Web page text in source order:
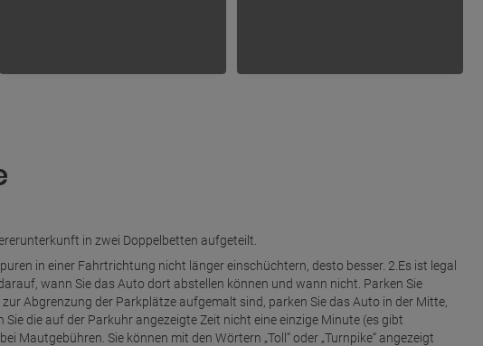
in zwei Doppelbetten aufgeteilt.
in einer Fahrtrichtung nicht länger einschüchtern, desto besser. 2.Es ist legal
wann Sie das Auto dort abstellen können und wann nicht. Parken Sie
Abgrenzung der Parkplätze aufgemalt sind, parken Sie das Auto in der Mitte,
die auf der Parkuhr angezeigte Zeit nicht eine einzige Minute (es gibt
Sie können mit den Wörtern „Toll“ oder „Turnpike“ angezeigt